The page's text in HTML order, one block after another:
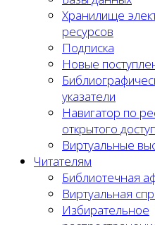
Хранилище
ресурсов
Подписка
Новые
указатели
Навигатор по
открытого
Виртуальные
Читателям
Библиотечная
Виртуальная
Избирательное